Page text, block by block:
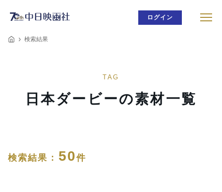
ログイン
検索結果
TAG
日本ダービーの素材一覧
検索結果 : 50件